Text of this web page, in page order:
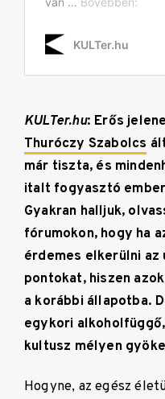
KULTer.hu: Erős
Thuróczy Szabolcs
már tiszta, és
italt fogyasztó
Gyakran halljuk,
fórumokon, hogy ha
érdemes elkerülni
pontokat, hiszen
a korábbi állapotba.
egykori
kultusz mélyen
Hogyne, az egész